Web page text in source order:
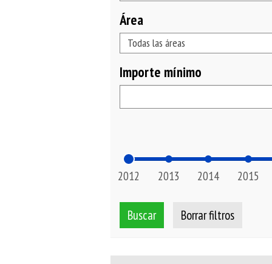
Área
Todas las áreas
Área
Importe mínimo
2012 2013 2014 2015
Buscar Borrar filtros